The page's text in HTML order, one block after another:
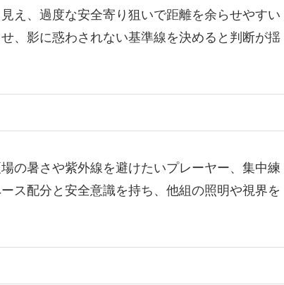
え、過度な安全寄り狙いで距離を余らせやすい
、影に惑わされない基準線を決めると判断が揺
の暑さや紫外線を避けたいプレーヤー、集中練
ス配分と安全意識を持ち、他組の照明や視界を